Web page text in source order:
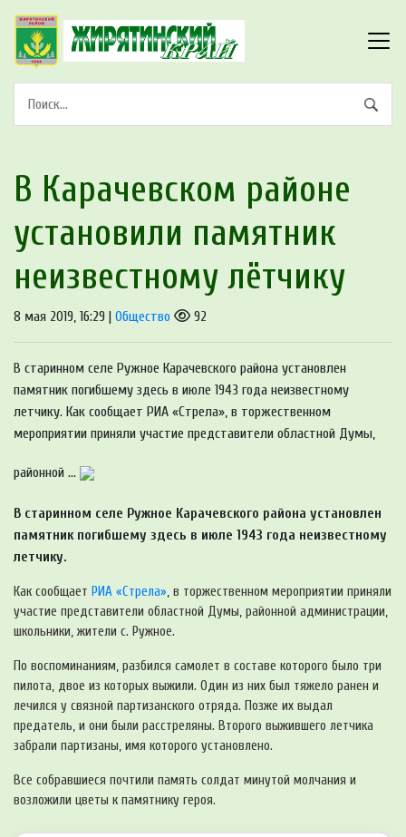
В Карачевском районе
установили памятник
неизвестному лётчику
8 мая 2019, 16:29 | Общество 92
В старинном селе Ружное Карачевского района установлен
памятник погибшему здесь в июле 1943 года неизвестному
летчику. Как сообщает РИА «Стрела», в торжественном
мероприятии приняли участие представители областной Думы,
районной ...
В старинном селе Ружное Карачевского района установлен
памятник погибшему здесь в июле 1943 года неизвестному
летчику.
Как сообщает РИА «Стрела», в торжественном мероприятии приняли
участие представители областной Думы, районной администрации,
школьники, жители с. Ружное.
По воспоминаниям, разбился самолет в составе которого было три
пилота, двое из которых выжили. Один из них был тяжело ранен и
лечился у связной партизанского отряда. Позже их выдал
предатель, и они были расстреляны. Второго выжившего летчика
забрали партизаны, имя которого установлено.
Все собравшиеся почтили память солдат минутой молчания и
возложили цветы к памятнику героя.